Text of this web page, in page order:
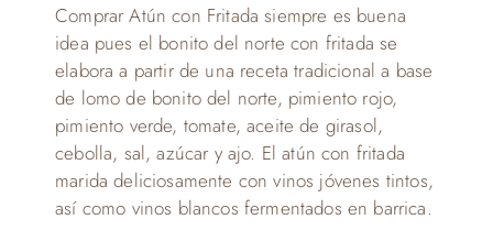
Comprar Atún con Fritada siempre es buena
idea pues el bonito del norte con fritada se
elabora a partir de una receta tradicional a base
de lomo de bonito del norte, pimiento rojo,
pimiento verde, tomate, aceite de girasol,
cebolla, sal, azúcar y ajo. El atún con fritada
marida deliciosamente con vinos jóvenes tintos,
así como vinos blancos fermentados en barrica.